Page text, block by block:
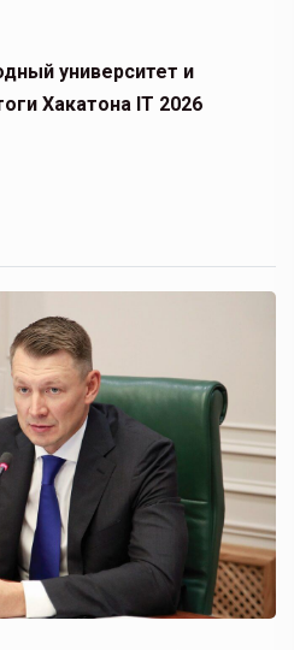
университет и
Хакатона IT 2026